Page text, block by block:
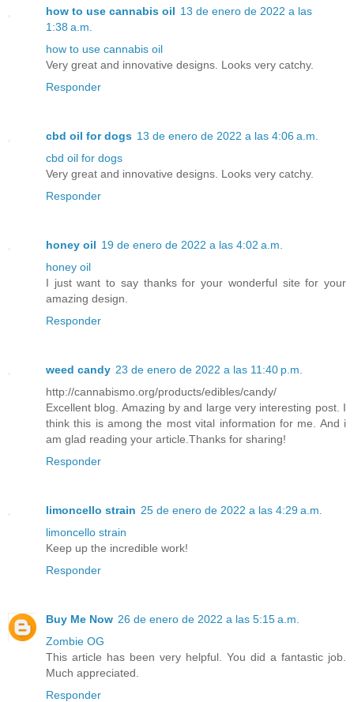
how to use cannabis oil 13 de enero de 2022 a las
1:38 a.m.
how to use cannabis oil
Very great and innovative designs. Looks very catchy.
Responder
cbd oil for dogs 13 de enero de 2022 a las 4:06 a.m.
cbd oil for dogs
Very great and innovative designs. Looks very catchy.
Responder
honey oil 19 de enero de 2022 a las 4:02 a.m.
honey oil
I just want to say thanks for your wonderful site for your
amazing design.
Responder
weed candy 23 de enero de 2022 a las 11:40 p.m.
http://cannabismo.org/products/edibles/candy/
Excellent blog. Amazing by and large very interesting post. I
think this is among the most vital information for me. And i
am glad reading your article.Thanks for sharing!
Responder
limoncello strain 25 de enero de 2022 a las 4:29 a.m.
limoncello strain
Keep up the incredible work!
Responder
Buy Me Now 26 de enero de 2022 a las 5:15 a.m.
Zombie OG
This article has been very helpful. You did a fantastic job.
Much appreciated.
Responder